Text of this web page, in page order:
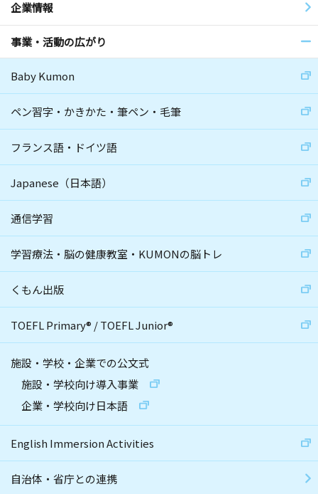
企業情報
事業・活動の広がり
Baby Kumon
ペン習字・かきかた・筆ペン・毛筆
フランス語・ドイツ語
Japanese（日本語）
通信学習
学習療法・脳の健康教室・KUMONの脳トレ
くもん出版
TOEFL Primary® /TOEFL Junior®
施設・学校・企業での公文式
施設・学校向け導入事業
企業・学校向け日本語
English Immersion Activities
自治体・省庁との連携